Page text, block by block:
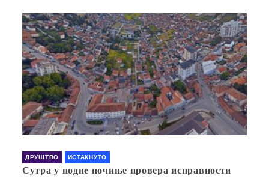
ДРУШТВО ИСТАКНУТО
Сутра у подне почиње провера исправности